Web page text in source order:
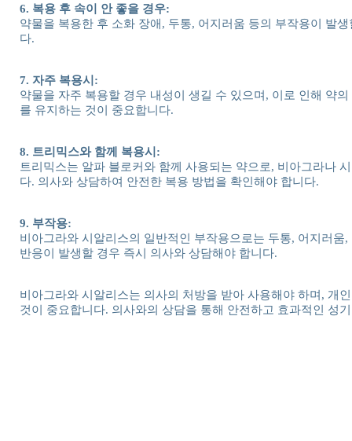
6. 복용 후 속이 안 좋을 경우:
약물을 복용한 후 소화 장애, 두통, 어지러움 등의 부작용이 발
다.
7. 자주 복용시:
약물을 자주 복용할 경우 내성이 생길 수 있으며, 이로 인해 약
를 유지하는 것이 중요합니다.
8. 트리믹스와 함께 복용시:
트리믹스는 알파 블로커와 함께 사용되는 약으로, 비아그라나
다. 의사와 상담하여 안전한 복용 방법을 확인해야 합니다.
9. 부작용:
비아그라와 시알리스의 일반적인 부작용으로는 두통, 어지러
반응이 발생할 경우 즉시 의사와 상담해야 합니다.
비아그라와 시알리스는 의사의 처방을 받아 사용해야 하며, 개
것이 중요합니다. 의사와의 상담을 통해 안전하고 효과적인 성